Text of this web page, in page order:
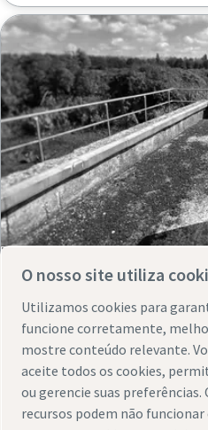
O nosso site utiliza
Utilizamos cookies para
funcione corretamente,
mostre conteúdo relevante.
aceite todos os cookies,
ou gerencie suas preferências.
recursos podem não